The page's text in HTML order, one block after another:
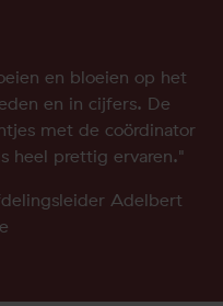
en bloeien op het
en in cijfers. De
met de coördinator
heel prettig ervaren."
Adelbert